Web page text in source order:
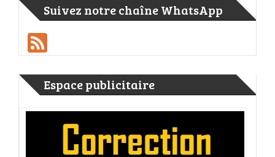
Suivez notre chaîne WhatsApp
Espace publicitaire